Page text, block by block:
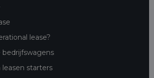
lease?
bedrijfswagens
leasen starters